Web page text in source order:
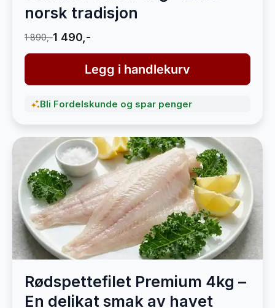
norsk tradisjon
1 890,-1 490,-
Legg i handlekurv
Bli Fordelskunde og spar penger
Rødspettefilet Premium 4kg –
En delikat smak av havet